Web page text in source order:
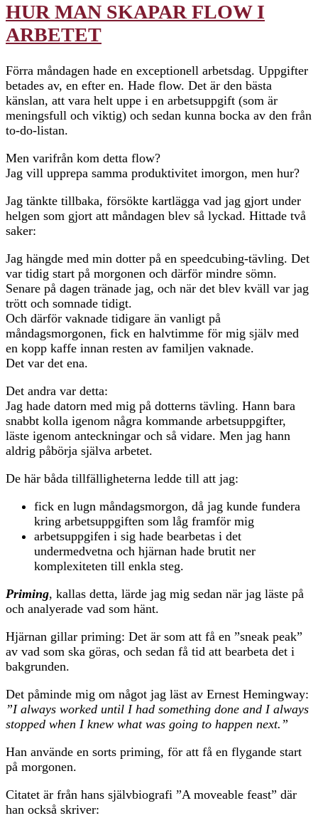
HUR MAN SKAPAR FLOW I
ARBETET
Förra måndagen hade en exceptionell arbetsdag. Uppgifter
betades av, en efter en. Hade flow. Det är den bästa
känslan, att vara helt uppe i en arbetsuppgift (som är
meningsfull och viktig) och sedan kunna bocka av den från
to-do-listan.
Men varifrån kom detta flow?
Jag vill upprepa samma produktivitet imorgon, men hur?
Jag tänkte tillbaka, försökte kartlägga vad jag gjort under
helgen som gjort att måndagen blev så lyckad. Hittade två
saker:
Jag hängde med min dotter på en speedcubing-tävling. Det
var tidig start på morgonen och därför mindre sömn.
Senare på dagen tränade jag, och när det blev kväll var jag
trött och somnade tidigt.
Och därför vaknade tidigare än vanligt på
måndagsmorgonen, fick en halvtimme för mig själv med
en kopp kaffe innan resten av familjen vaknade.
Det var det ena.
Det andra var detta:
Jag hade datorn med mig på dotterns tävling. Hann bara
snabbt kolla igenom några kommande arbetsuppgifter,
läste igenom anteckningar och så vidare. Men jag hann
aldrig påbörja själva arbetet.
De här båda tillfälligheterna ledde till att jag:
fick en lugn måndagsmorgon, då jag kunde fundera
kring arbetsuppgiften som låg framför mig
arbetsuppgifen i sig hade bearbetas i det
undermedvetna och hjärnan hade brutit ner
komplexiteten till enkla steg.
Priming, kallas detta, lärde jag mig sedan när jag läste på
och analyerade vad som hänt.
Hjärnan gillar priming: Det är som att få en ”sneak peak”
av vad som ska göras, och sedan få tid att bearbeta det i
bakgrunden.
Det påminde mig om något jag läst av Ernest Hemingway:
”I always worked until I had something done and I always
stopped when I knew what was going to happen next.”
Han använde en sorts priming, för att få en flygande start
på morgonen.
Citatet är från hans självbiografi ”A moveable feast” där
han också skriver: